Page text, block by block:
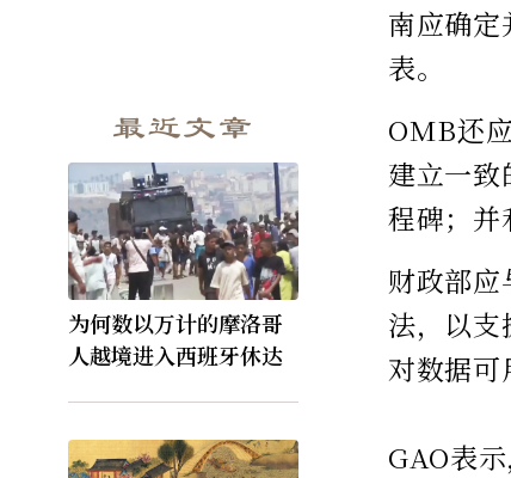
最近文章
为何数以万计的摩洛哥
人越境进入西班牙休达
南应确
表。
OMB还
建立一
程碑；并
财政部
法，以支
对数据可
GAO表